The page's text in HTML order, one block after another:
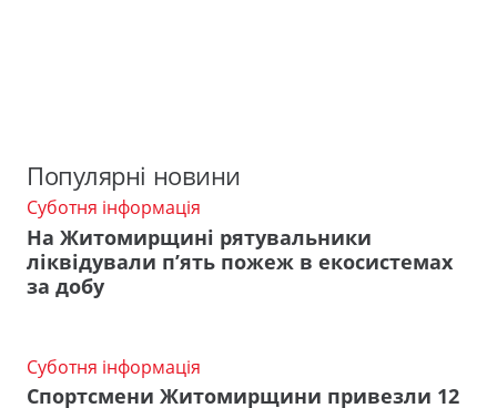
Популярні новини
Суботня інформація
На Житомирщині рятувальники
ліквідували п’ять пожеж в екосистемах
за добу
Суботня інформація
Спортсмени Житомирщини привезли 12